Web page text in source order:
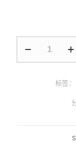
标签：